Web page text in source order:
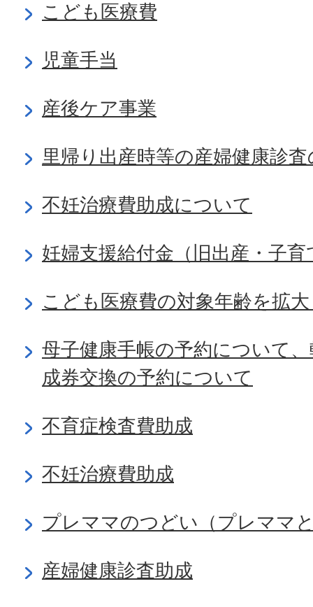
こども医療費
児童手当
産後ケア事業
里帰り出産時等の産婦健康診
不妊治療費助成について
妊婦支援給付金（旧出産・子
こども医療費の対象年齢を拡
母子健康手帳の予約について
成券交換の予約について
不育症検査費助成
不妊治療費助成
プレママのつどい（プレママ
産婦健康診査助成